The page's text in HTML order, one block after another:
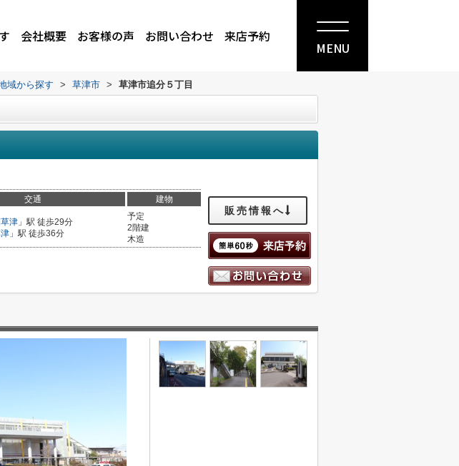
会社概要 お客様の声 お問い合わせ 来店予約
MENU
域から探す > 草津市 > 草津市追分５丁目
交通 建物
津 」駅 徒歩29分
」駅 徒歩36分
予定
2階建
木造
販売情報へ